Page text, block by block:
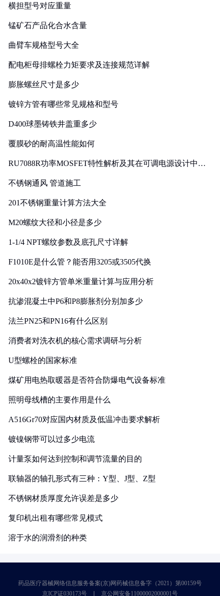
横担型号对应重量
锰矿石产品化合水含量
曲臂车规格型号大全
配电柜母排螺栓力矩要求及连接规范详解
膨胀螺丝尺寸是多少
镀锌方管有哪些常见规格和型号
D400球墨铸铁井盖重多少
覆膜砂的耐高温性能如何
RU7088R功率MOSFET特性解析及其在可调电源设计中的
不锈钢通风 管道施工
201不锈钢重量计算方法大全
M20螺纹大径和小径是多少
1-1/4 NPT螺纹参数及底孔尺寸详解
F1010E是什么管？能否用3205或3505代换
20x40x2镀锌方管单米重量计算与应用分析
抗渗混凝土中P6和P8膨胀剂分别加多少
法兰PN25和PN16有什么区别
消费者对洗衣机的核心需求调研与分析
U型螺栓的国家标准
煤矿用电热取暖器是否符合防爆电气设备标准
照明母线槽的主要作用是什么
A516Gr70对应国内材质及低温冲击要求解析
镀镍钢带可以过多少电流
计量泵如何达到控制和调节流量的目的
联轴器的轴孔形式有三种：Y型、J型、Z型
不锈钢材质厚度允许误差是多少
复印机出租有哪些常见模式
溶于水的润滑剂的种类
药品医疗器械网络信息服务备案(京)网药械信息备字（2021）第00159号
京ICP证030173号
京公网安备11000002000001号